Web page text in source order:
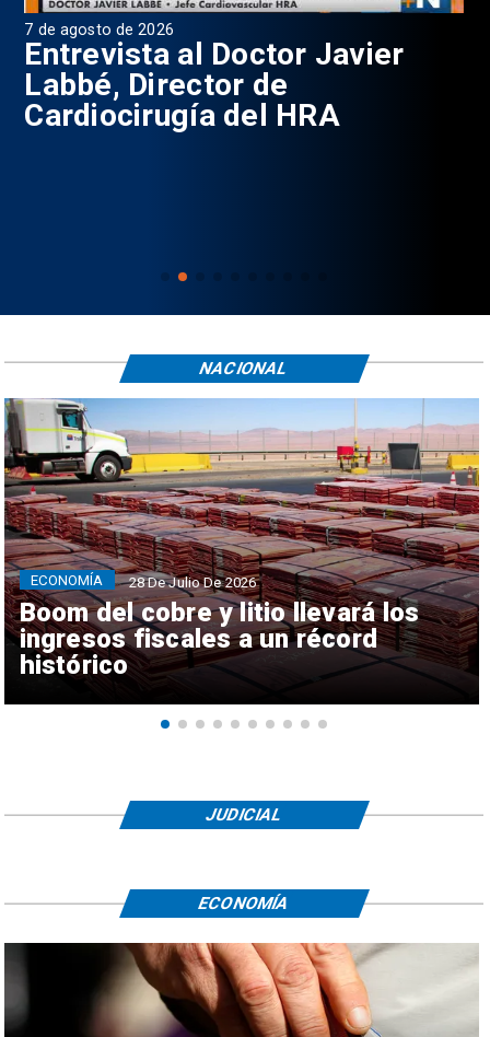
7 de agosto de 2026
Entrevista al Doctor Javier
Labbé, Director de
Cardiocirugía del HRA
Boom del cobre y litio llevará los
ingresos fiscales a un récord
histórico
ECONOMÍA 28 De Julio De 2026
NACIONAL
JUDICIAL
ECONOMÍA